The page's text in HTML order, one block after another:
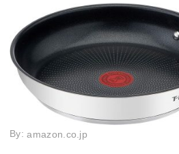
By:amazon.co.jp